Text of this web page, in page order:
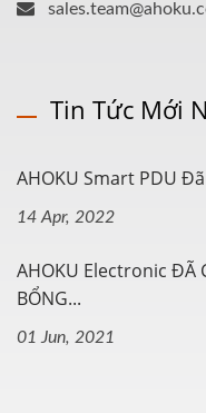
Tin Tức Mới
AHOKU Smart PDU Đã
14 Apr, 2022
AHOKU Electronic ĐÃ
BỔNG...
01 Jun, 2021